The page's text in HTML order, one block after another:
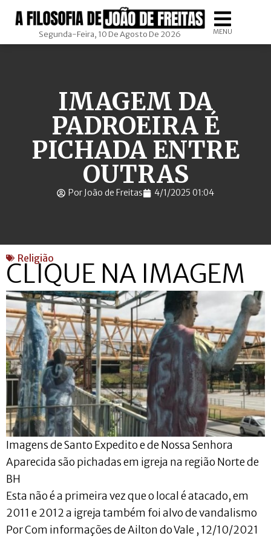
Segunda-Feira, 10 De Agosto De 2026 MENU
IMAGEM DA
PADROEIRA É
PICHADA ENTRE
OUTRAS
Por João de Freitas 4/1/2025 01:04
Religião
CLIQUE NA IMAGEM
Imagens de Santo Expedito e de Nossa Senhora
Aparecida são pichadas em igreja na região Norte de
BH
Esta não é a primeira vez que o local é atacado, em
2011 e 2012 a igreja também foi alvo de vandalismo
Por Com informações de Ailton do Vale , 12/10/2021